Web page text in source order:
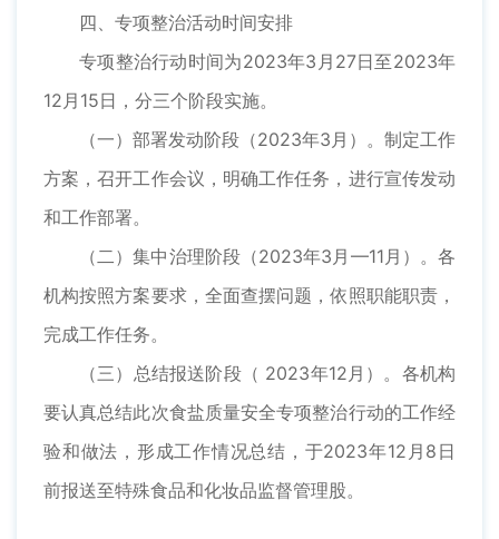
四、专项整治活动时间安排
专项整治行动时间为2023年3月27日至2023年
12月15日，分三个阶段实施。
（一）部署发动阶段（2023年3月）。制定工作
方案，召开工作会议，明确工作任务，进行宣传发动
和工作部署。
（二）集中治理阶段（2023年3月—11月）。各
机构按照方案要求，全面查摆问题，依照职能职责，
完成工作任务。
（三）总结报送阶段（ 2023年12月）。各机构
要认真总结此次食盐质量安全专项整治行动的工作经
验和做法，形成工作情况总结，于2023年12月8日
前报送至特殊食品和化妆品监督管理股。